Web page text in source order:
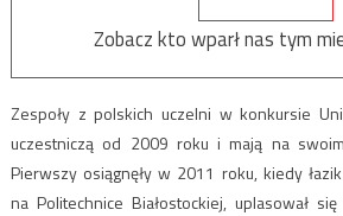
Zobacz kto wparł nas tym
Zespoły z polskich uczelni w konkursie
uczestniczą od 2009 roku i mają na
Pierwszy osiągnęły w 2011 roku, kiedy
na Politechnice Białostockiej, uplasował